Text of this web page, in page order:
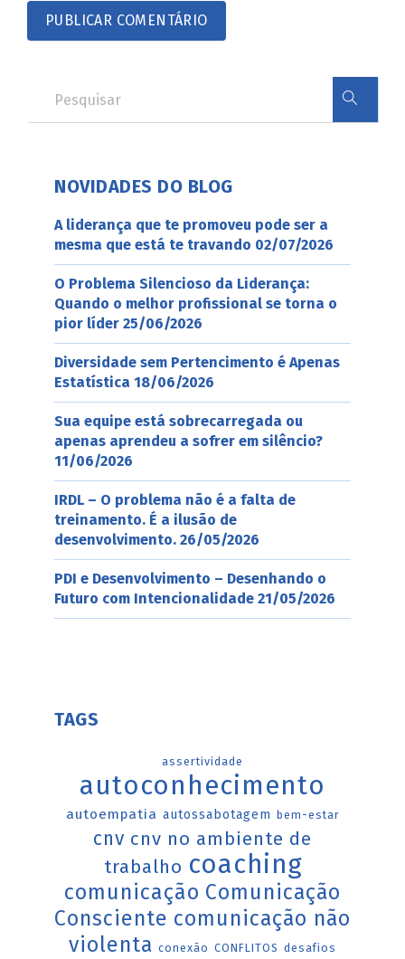
NOVIDADES DO BLOG
A liderança que te promoveu pode ser a
mesma que está te travando 02/07/2026
O Problema Silencioso da Liderança:
Quando o melhor profissional se torna o
pior líder 25/06/2026
Diversidade sem Pertencimento é Apenas
Estatística 18/06/2026
Sua equipe está sobrecarregada ou
apenas aprendeu a sofrer em silêncio?
11/06/2026
IRDL – O problema não é a falta de
treinamento. É a ilusão de
desenvolvimento. 26/05/2026
PDI e Desenvolvimento – Desenhando o
Futuro com Intencionalidade 21/05/2026
TAGS
assertividade
autoconhecimento
autoempatia autossabotagem bem-estar
cnv cnv no ambiente de
trabalho coaching
comunicação Comunicação
Consciente comunicação não
violenta conexão CONFLITOS desafios